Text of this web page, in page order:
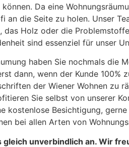
Da eine
an die Seite zu holen. Unser
das Holz oder die
sind essenziel für unser
haben Sie nochmals die
dann, wenn der Kunde 100%
der Wiener Wohnen zu
Sie selbst von unserer
kostenlose Besichtigung,
bei allen Arten von
gleich unverbindlich an. Wir